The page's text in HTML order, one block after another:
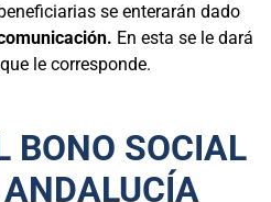
se enterarán dado
En esta se le dará
le corresponde.
BONO SOCIAL